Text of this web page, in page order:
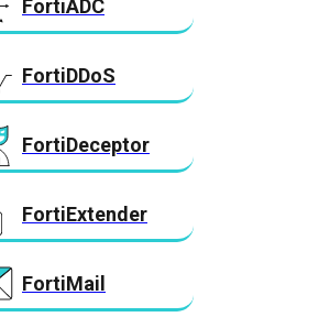
FortiADC
FortiDDoS
FortiDeceptor
FortiExtender
FortiMail